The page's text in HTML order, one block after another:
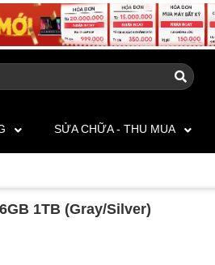
SỬA CHỮA - THU MUA
1TB (Gray/Silver)